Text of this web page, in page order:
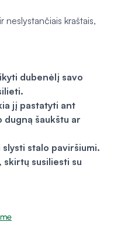
neslystančiais kraštais,
dubenėlį savo
jį pastatyti ant
dugną šaukštu ar
stalo paviršiumi.
skirtų susiliesti su